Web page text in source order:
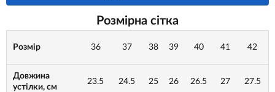
Розмірна сітка
Розмір 36 37 38 39 40 41 42
Довжина
устілки, см
23.5 24.5 25 26 26.5 27 27.5